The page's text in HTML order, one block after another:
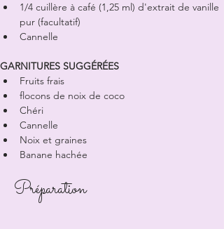
1/4 cuillère à café (1,25 ml) d'extrait de vanille
pur (facultatif)
Cannelle
GARNITURES SUGGÉRÉES
Fruits frais
flocons de noix de coco
Chéri
Cannelle
Noix et graines
Banane hachée
Préparation